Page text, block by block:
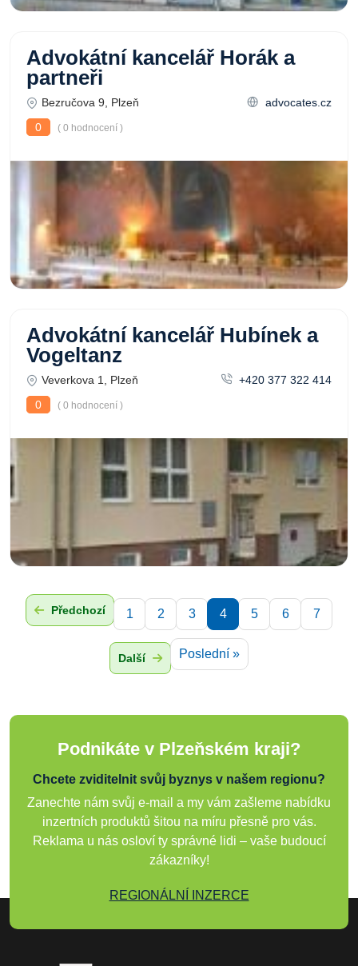
Advokátní kancelář Horák a
partneři
Bezručova 9, Plzeň
advocates.cz
0
( 0 hodnocení )
Advokátní kancelář Hubínek a
Vogeltanz
Veverkova 1, Plzeň
+420 377 322 414
0
( 0 hodnocení )
Předchozí 1 2 3 4 5 6 7
Další Poslední »
Podnikáte v Plzeňském kraji?
Chcete zviditelnit svůj byznys v našem regionu?
Zanechte nám svůj e-mail a my vám zašleme nabídku
inzertních produktů šitou na míru přesně pro vás.
Reklama u nás osloví ty správné lidi – vaše budoucí
zákazníky!
REGIONÁLNÍ INZERCE